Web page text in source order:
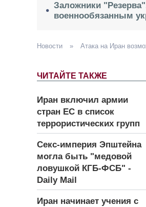
Заложники
военнообязанным
Новости » Атака на Иран
ЧИТАЙТЕ ТАКЖЕ
Иран включил армии
стран ЕС в список
террористических групп
Секс-империя Эпштейна
могла быть "медовой
ловушкой КГБ-ФСБ" -
Daily Mail
Иран начинает учения с